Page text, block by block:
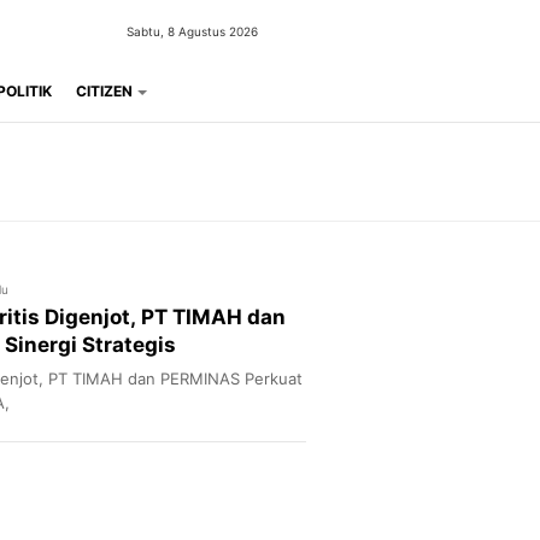
Sabtu, 8 Agustus 2026
CITIZEN
Digenjot, PT TIMAH dan
Sinergi Strategis
PT TIMAH dan PERMINAS Perkuat